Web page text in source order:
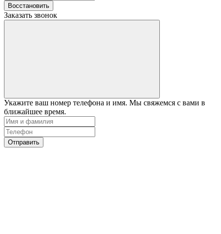
Восстановить
Заказать звонок
Укажите ваш номер телефона и имя. Мы свяжемся с вами в
ближайшее время.
Отправить